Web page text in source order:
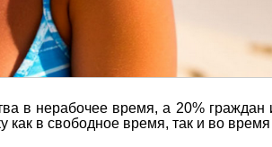
в нерабочее время, а 20%
как в свободное время, так и во время